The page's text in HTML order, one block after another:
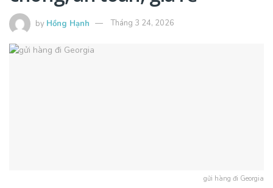
by Hồng Hạnh Tháng 3 24, 2026
gửi hàng đi Georgia